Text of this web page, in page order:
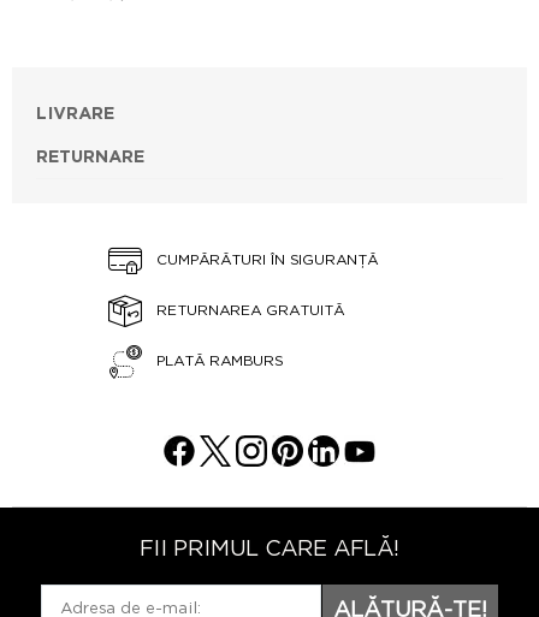
LIVRARE
RETURNARE
CUMPĂRĂTURI ÎN SIGURANȚĂ
RETURNAREA GRATUITĂ
PLATĂ RAMBURS
FII PRIMUL CARE AFLĂ!
ALĂTURĂ-TE!